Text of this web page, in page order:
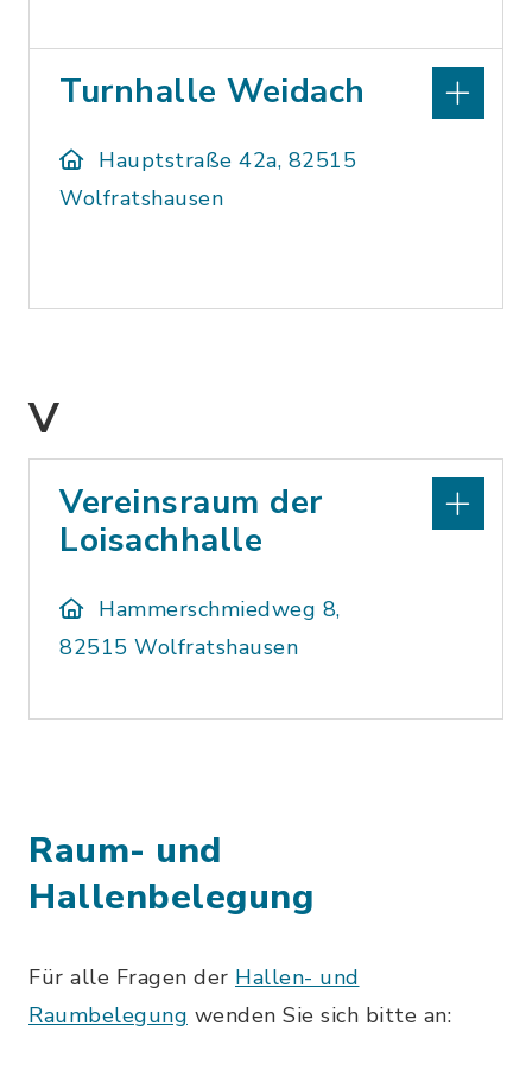
Turnhalle Weidach
Hauptstraße 42a, 82515
Wolfratshausen
V
Vereinsraum der
Loisachhalle
Hammerschmiedweg 8,
82515 Wolfratshausen
Raum- und
Hallenbelegung
Für alle Fragen der Hallen- und
Raumbelegung wenden Sie sich bitte an: